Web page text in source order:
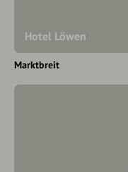
Hotel Löwen
Marktbreit